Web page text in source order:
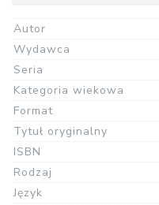
Autor
Wydawca
Seria
Kategoria wiekowa
Format
Tytuł oryginalny
ISBN
Rodzaj
Język